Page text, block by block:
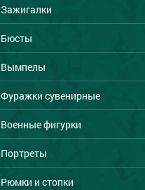
Зажигалки
Бюсты
Вымпелы
Фуражки сувенирные
Военные фигурки
Портреты
Рюмки и стопки